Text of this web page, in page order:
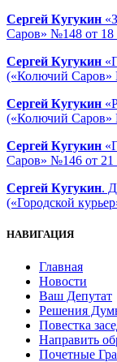
Сергей Кугукин
Саров» №148 от 18
Сергей Кугукин
(«Колючий Саров»
Сергей Кугукин
(«Колючий Саров»
Сергей Кугукин
Саров» №146 от 21
Сергей Кугукин.
(«Городской
НАВИГАЦИЯ
Главная
Новости
Ваш Депутат
Решения
Повестка
Направить
Почетные